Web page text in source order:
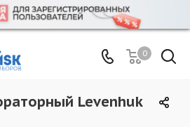
0
Levenhuk